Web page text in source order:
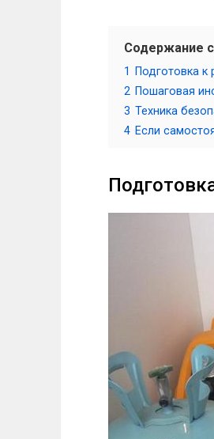
Содержание
1
Подготовка к
2 Пошаговая
3 Техника
4 Если